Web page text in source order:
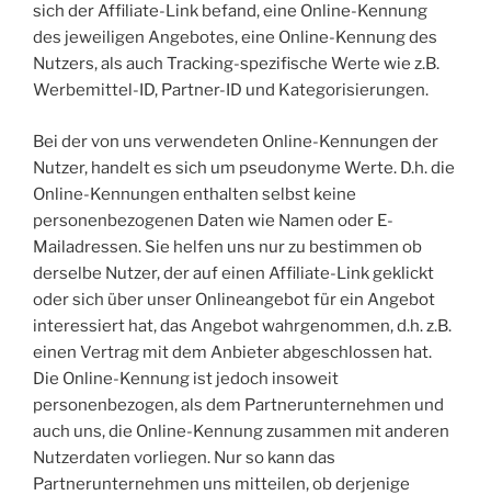
sich der Affiliate-Link befand, eine Online-Kennung
des jeweiligen Angebotes, eine Online-Kennung des
Nutzers, als auch Tracking-spezifische Werte wie z.B.
Werbemittel-ID, Partner-ID und Kategorisierungen.
Bei der von uns verwendeten Online-Kennungen der
Nutzer, handelt es sich um pseudonyme Werte. D.h. die
Online-Kennungen enthalten selbst keine
personenbezogenen Daten wie Namen oder E-
Mailadressen. Sie helfen uns nur zu bestimmen ob
derselbe Nutzer, der auf einen Affiliate-Link geklickt
oder sich über unser Onlineangebot für ein Angebot
interessiert hat, das Angebot wahrgenommen, d.h. z.B.
einen Vertrag mit dem Anbieter abgeschlossen hat.
Die Online-Kennung ist jedoch insoweit
personenbezogen, als dem Partnerunternehmen und
auch uns, die Online-Kennung zusammen mit anderen
Nutzerdaten vorliegen. Nur so kann das
Partnerunternehmen uns mitteilen, ob derjenige